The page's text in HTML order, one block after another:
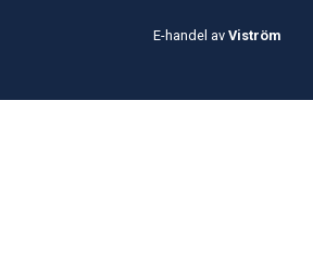
E-handel av Viström